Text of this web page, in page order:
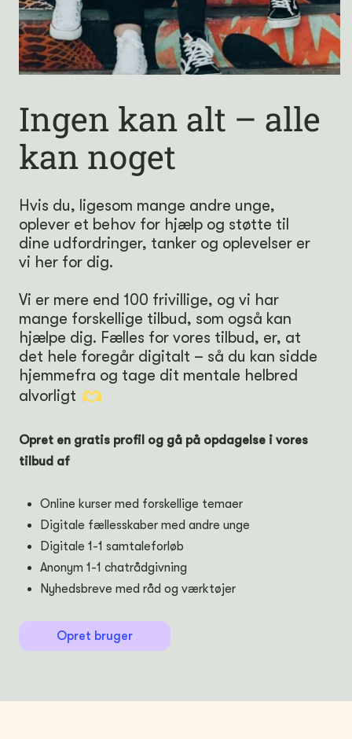
Ingen kan alt – alle
kan noget
Hvis du, ligesom mange andre unge,
oplever et behov for hjælp og støtte til
dine udfordringer, tanker og oplevelser er
vi her for dig.
Vi er mere end 100 frivillige, og vi har
mange forskellige tilbud, som også kan
hjælpe dig. Fælles for vores tilbud, er, at
det hele foregår digitalt – så du kan sidde
hjemmefra og tage dit mentale helbred
alvorligt
Opret en gratis profil og gå på opdagelse i vores
tilbud af
Online kurser med forskellige temaer
Digitale fællesskaber med andre unge
Digitale 1-1 samtaleforløb
Anonym 1-1 chatrådgivning
Nyhedsbreve med råd og værktøjer
Opret bruger